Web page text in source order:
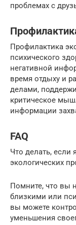
проблемах с
Профилактика
психического
негативной
время отдыху и
делами,
критическое
информации
FAQ
Что делать, если
экологических
Помните, что вы
близкими или
вы можете
уменьшения